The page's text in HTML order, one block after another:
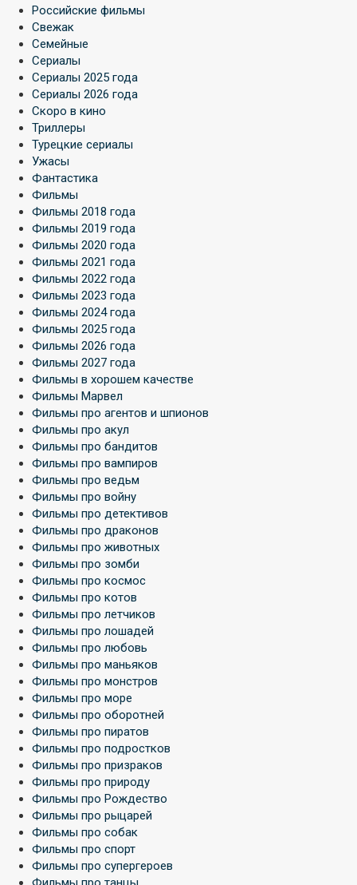
Российские фильмы
Свежак
Семейные
Сериалы
Сериалы 2025 года
Сериалы 2026 года
Скоро в кино
Триллеры
Турецкие сериалы
Ужасы
Фантастика
Фильмы
Фильмы 2018 года
Фильмы 2019 года
Фильмы 2020 года
Фильмы 2021 года
Фильмы 2022 года
Фильмы 2023 года
Фильмы 2024 года
Фильмы 2025 года
Фильмы 2026 года
Фильмы 2027 года
Фильмы в хорошем качестве
Фильмы Марвел
Фильмы про агентов и шпионов
Фильмы про акул
Фильмы про бандитов
Фильмы про вампиров
Фильмы про ведьм
Фильмы про войну
Фильмы про детективов
Фильмы про драконов
Фильмы про животных
Фильмы про зомби
Фильмы про космос
Фильмы про котов
Фильмы про летчиков
Фильмы про лошадей
Фильмы про любовь
Фильмы про маньяков
Фильмы про монстров
Фильмы про море
Фильмы про оборотней
Фильмы про пиратов
Фильмы про подростков
Фильмы про призраков
Фильмы про природу
Фильмы про Рождество
Фильмы про рыцарей
Фильмы про собак
Фильмы про спорт
Фильмы про супергероев